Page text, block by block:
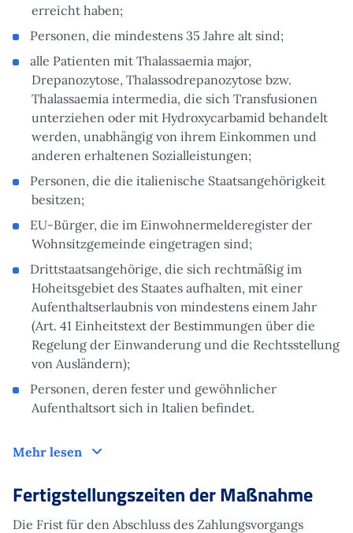
erreicht haben;
Personen, die mindestens 35 Jahre alt sind;
alle Patienten mit Thalassaemia major,
Drepanozytose, Thalassodrepanozytose bzw.
Thalassaemia intermedia, die sich Transfusionen
unterziehen oder mit Hydroxycarbamid behandelt
werden, unabhängig von ihrem Einkommen und
anderen erhaltenen Sozialleistungen;
Personen, die die italienische Staatsangehörigkeit
besitzen;
EU-Bürger, die im Einwohnermelderegister der
Wohnsitzgemeinde eingetragen sind;
Drittstaatsangehörige, die sich rechtmäßig im
Hoheitsgebiet des Staates aufhalten, mit einer
Aufenthaltserlaubnis von mindestens einem Jahr
(Art. 41 Einheitstext der Bestimmungen über die
Regelung der Einwanderung und die Rechtsstellung
von Ausländern);
Personen, deren fester und gewöhnlicher
Aufenthaltsort sich in Italien befindet.
Mehr lesen Antrag
Fertigstellungszeiten der Maßnahme
Die Frist für den Abschluss des Zahlungsvorgangs